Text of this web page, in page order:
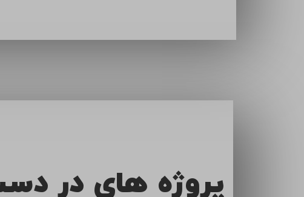
پروژه های در